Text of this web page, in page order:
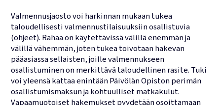
Valmennusjaosto voi harkinnan mukaan tukea
taloudellisesti valmennus­tilaisuuksiin osallistuvia
(ohjeet). Rahaa on käytettävissä välillä enemmän ja
välillä vähemmän, joten tukea toivotaan hakevan
pääasiassa sellaisten, joille valmennukseen
osallistuminen on merkittävä taloudellinen rasite. Tuki
voi yleensä kattaa enintään Päivölän Opiston perimän
osallistumismaksun ja kohtuulliset matkakulut.
Vapaamuotoiset hakemukset pyydetään osoittamaan